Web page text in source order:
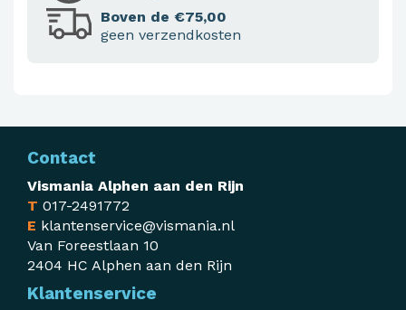
Boven de €75,00
geen verzendkosten
Contact
Vismania Alphen aan den Rijn
T 017-2491772
E klantenservice@vismania.nl
Van Foreestlaan 10
2404 HC Alphen aan den Rijn
Klantenservice